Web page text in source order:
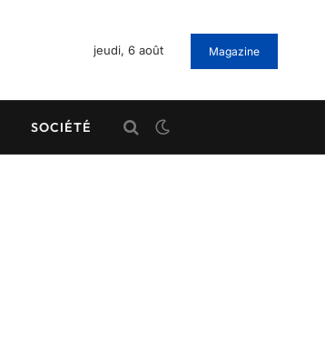
jeudi, 6 août Magazine
SOCIÉTÉ